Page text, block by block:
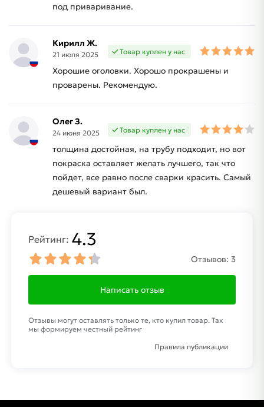
под приваривание.
Кирилл Ж.
21 июля 2025 Товар куплен у нас
Хорошие оголовки. Хорошо прокрашены и
проварены. Рекомендую.
Олег З.
24 июня 2025 Товар куплен у нас
толщина достойная, на трубу подходит, но вот
покраска оставляет желать лучшего, так что
пойдет, все равно после сварки красить. Самый
дешевый вариант был.
Рейтинг: 4.3
Отзывов: 3
Написать отзыв
Отзывы могут оставлять только те, кто купил товар. Так
мы формируем честный рейтинг
Правила публикации